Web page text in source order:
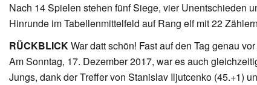
Nach 14 Spielen stehen fünf Siege, vier Unentschieden
Hinrunde im Tabellenmittelfeld auf Rang elf mit 22
RÜCKBLICKWar datt schön! Fast auf den Tag genau
Am Sonntag, 17. Dezember 2017, war es auch
Jungs, dank der Treffer von Stanislav Iljutcenko (45.+1)